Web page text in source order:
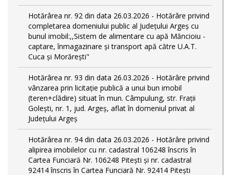
Hotărârea nr. 92 din data 26.03.2026 - Hotărâre privind
completarea domeniului public al Judeţului Argeş cu
bunul imobil:,,Sistem de alimentare cu apă Măncioiu -
captare, înmagazinare și transport apă către U.A.T.
Cuca și Morărești"
Hotărârea nr. 93 din data 26.03.2026 - Hotărâre privind
vânzarea prin licitație publică a unui bun imobil
(teren+clădire) situat în mun. Câmpulung, str. Frații
Golești, nr. 1, jud. Argeș, aflat în domeniul privat al
Judeţului Argeş
Hotărârea nr. 94 din data 26.03.2026 - Hotărâre privind
alipirea imobilelor cu nr. cadastral 106248 înscris în
Cartea Funciară Nr. 106248 Pitești și nr. cadastral
92414 înscris în Cartea Funciară Nr. 92414 Pitești